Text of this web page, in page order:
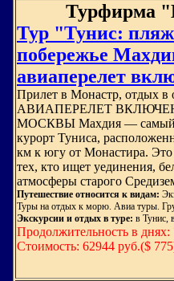
Турфирма
Тур "Тунис:
побережье
авиаперелет
Прилет в Монастр, отдых в
АВИАПЕРЕЛЕТ
МОСКВЫ Махдия — самый
курорт Туниса,
км к югу от Монастира. Это
тех, кто ищет уединения,
атмосферы старого
Путешествие относится к видам:
Туры на отдых к морю. Авиа туры.
Экскурсии и отдых в туре: в Тунис,
Продолжительность в днях:
Стоимость: 62944 руб.($